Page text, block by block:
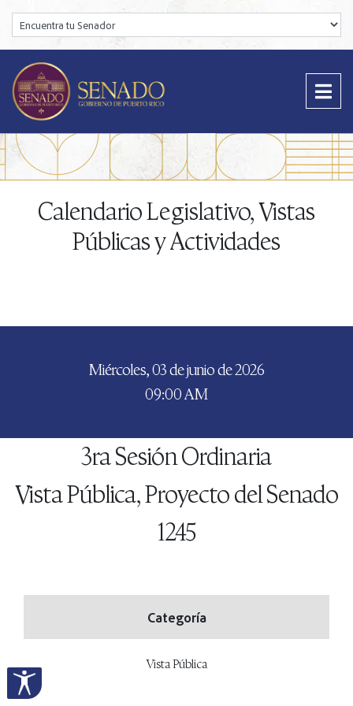
Encuentra tu Senador:
Calendario Legislativo, Vistas
Públicas y Actividades
Miércoles, 03 de junio de 2026
09:00 AM
3ra Sesión Ordinaria
Vista Pública, Proyecto del Senado
1245
Categoría
Vista Pública